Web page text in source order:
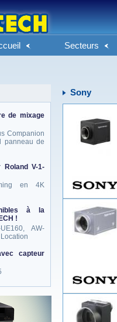
Secteurs
de mixage
Companion
panneau de
Roland V-1-
en 4K
à la
!
AW-
capteur
Sony